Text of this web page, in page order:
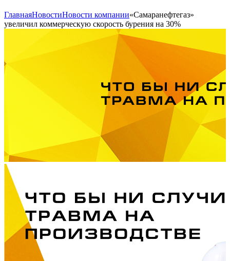
ГлавнаяНовостиНовости компании«Самаранефтегаз»
увеличил коммерческую скорость бурения на 30%